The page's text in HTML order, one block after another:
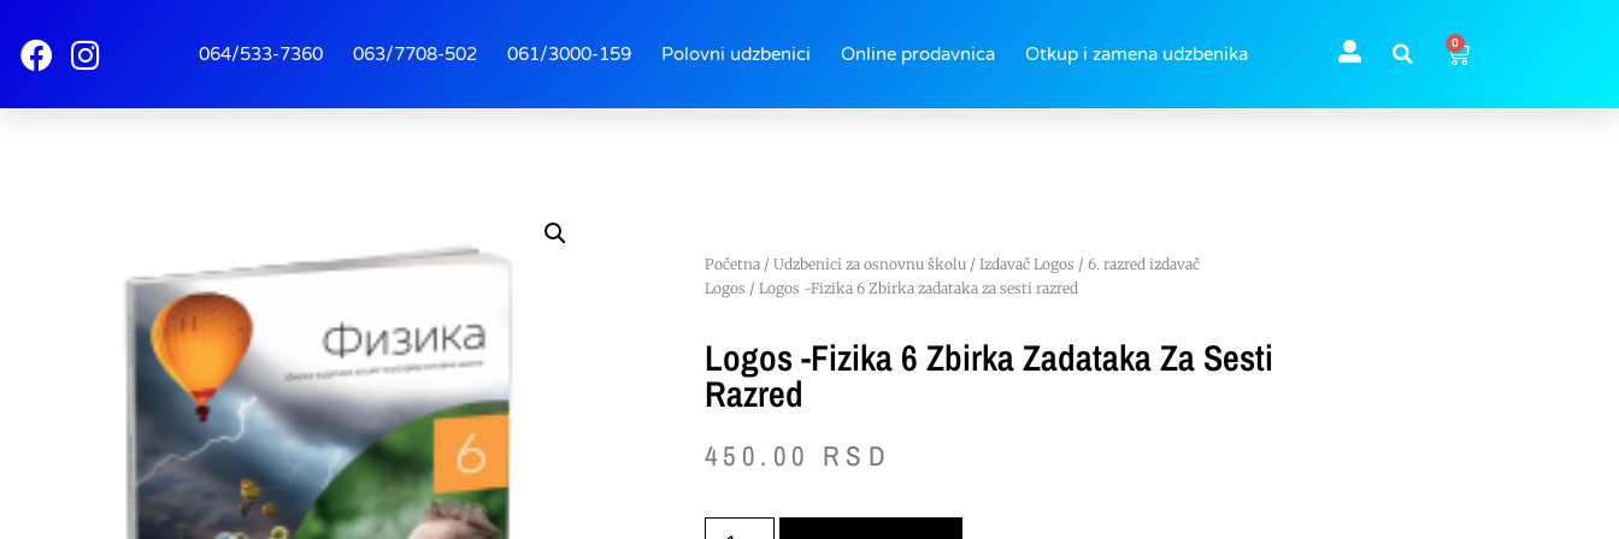
064/533-7360 063/7708-502 061/3000-159 Polovni udzbenici Online prodavnica Otkup i zamena udzbenika
0
Početna/ Udzbenici za osnovnu školu/ Izdavač Logos / 6. razred izdavač
Logos / Logos -Fizika 6 Zbirka zadataka za sesti razred
Logos -Fizika 6 Zbirka Zadataka Za Sesti
Razred
450.00 RSD